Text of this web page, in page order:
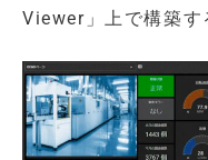
Viewer」上で構築す